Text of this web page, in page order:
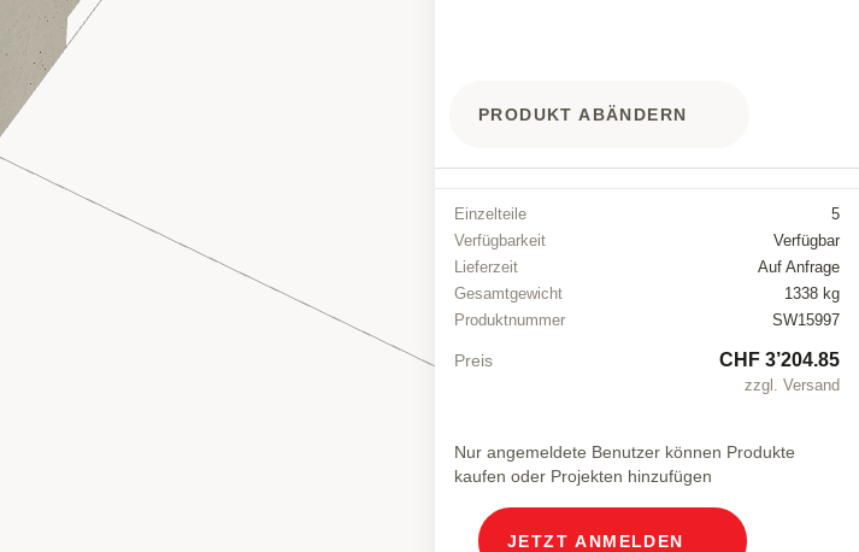
PRODUKT ABÄNDERN
Einzelteile
5
Verfügbarkeit
Verfügbar
Lieferzeit
Auf Anfrage
Gesamtgewicht
1338 kg
Produktnummer
SW15997
Preis CHF 3’204.85
zzgl. Versand
Nur angemeldete Benutzer können Produkte
kaufen oder Projekten hinzufügen
JETZT ANMELDEN